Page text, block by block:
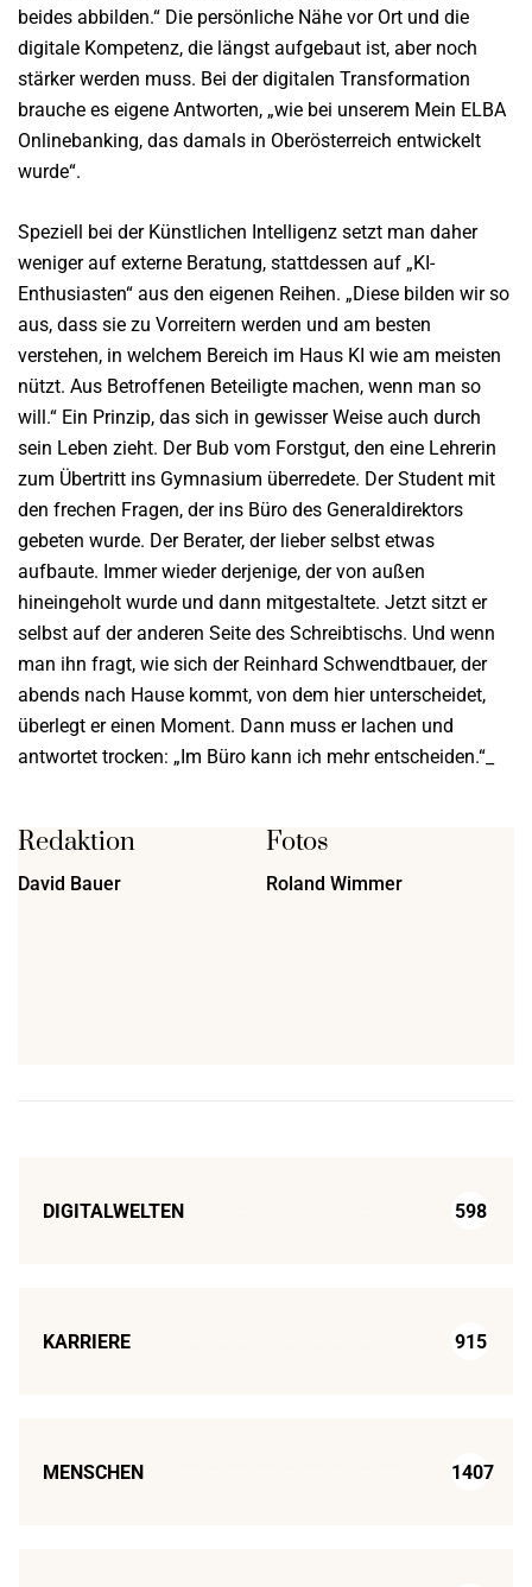
beides abbilden.“ Die persönliche Nähe vor Ort und die
digitale Kompetenz, die längst aufgebaut ist, aber noch
stärker werden muss. Bei der digitalen Transformation
brauche es eigene Antworten, „wie bei unserem Mein ELBA
Onlinebanking, das damals in Oberösterreich entwickelt
wurde“.
Speziell bei der Künstlichen Intelligenz setzt man daher
weniger auf externe Beratung, stattdessen auf „KI-
Enthusiasten“ aus den eigenen Reihen. „Diese bilden wir so
aus, dass sie zu Vorreitern werden und am besten
verstehen, in welchem Bereich im Haus KI wie am meisten
nützt. Aus Betroffenen Beteiligte machen, wenn man so
will.“ Ein Prinzip, das sich in gewisser Weise auch durch
sein Leben zieht. Der Bub vom Forstgut, den eine Lehrerin
zum Übertritt ins Gymnasium überredete. Der Student mit
den frechen Fragen, der ins Büro des Generaldirektors
gebeten wurde. Der Berater, der lieber selbst etwas
aufbaute. Immer wieder derjenige, der von außen
hineingeholt wurde und dann mitgestaltete. Jetzt sitzt er
selbst auf der anderen Seite des Schreibtischs. Und wenn
man ihn fragt, wie sich der Reinhard Schwendtbauer, der
abends nach Hause kommt, von dem hier unterscheidet,
überlegt er einen Moment. Dann muss er lachen und
antwortet trocken: „Im Büro kann ich mehr entscheiden.“_
Redaktion
David Bauer
Fotos
Roland Wimmer
DIGITALWELTEN 598
KARRIERE 915
MENSCHEN 1407